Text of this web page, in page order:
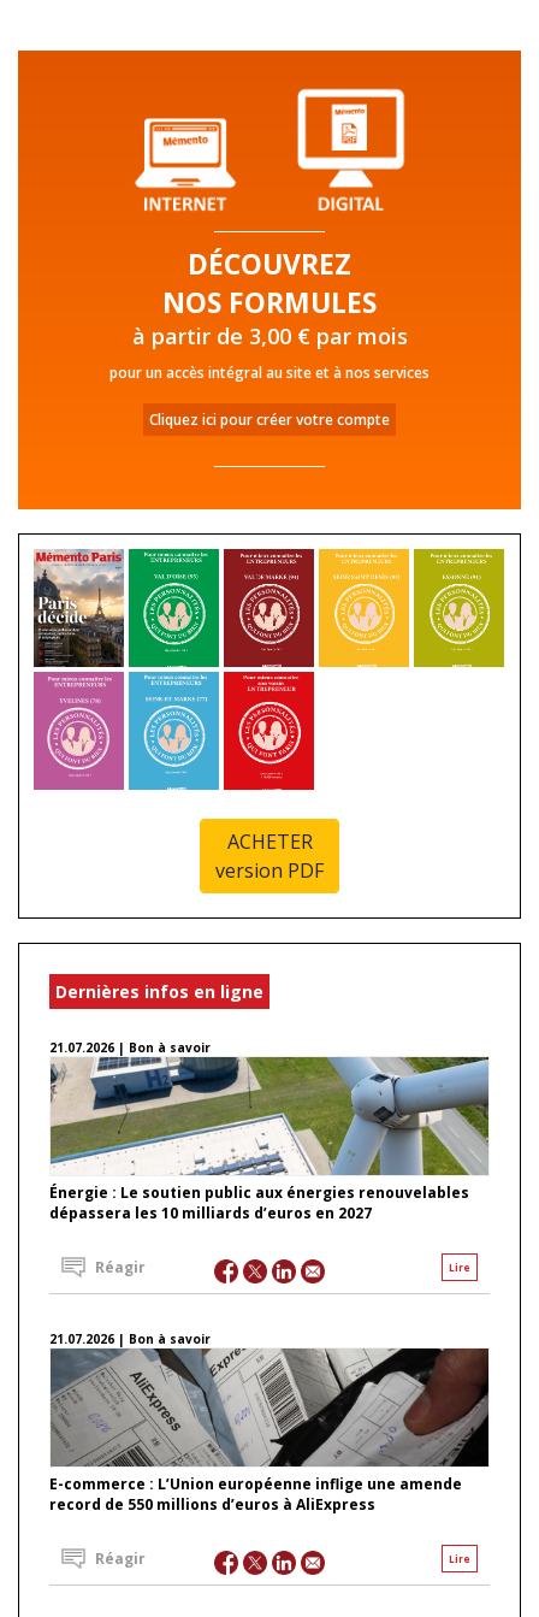
DÉCOUVREZ
NOS FORMULES
à partir de 3,00 € par mois
pour un accès intégral au site et à nos services
Cliquez ici pour créer votre compte
ACHETER
version PDF
Dernières infos en ligne
21.07.2026 | Bon à savoir
Énergie : Le soutien public aux énergies renouvelables
dépassera les 10 milliards d’euros en 2027
Lire
Réagir
21.07.2026 | Bon à savoir
E-commerce : L’Union européenne inflige une amende
record de 550 millions d’euros à AliExpress
Lire
Réagir